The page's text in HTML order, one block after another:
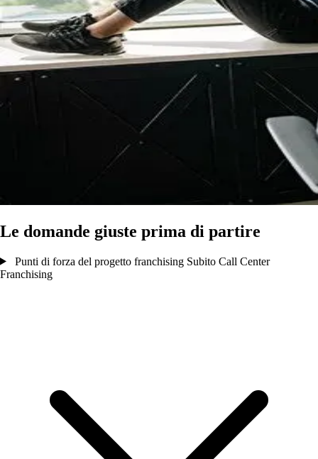
Le domande giuste prima di partire
Punti di forza del progetto franchising Subito Call Center
Franchising